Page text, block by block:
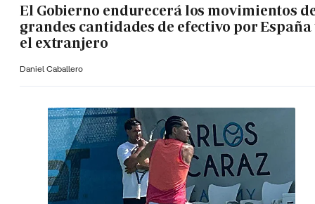
El Gobierno endurecerá los movimientos
grandes cantidades de efectivo por España
el extranjero
Daniel Caballero